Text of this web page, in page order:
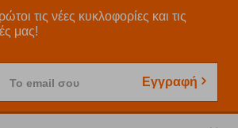
τις νέες κυκλοφορίες και τις
μας!
Το email σου Εγγραφή